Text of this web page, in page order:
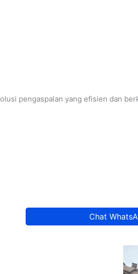
pengaspalan yang efisien dan
Chat